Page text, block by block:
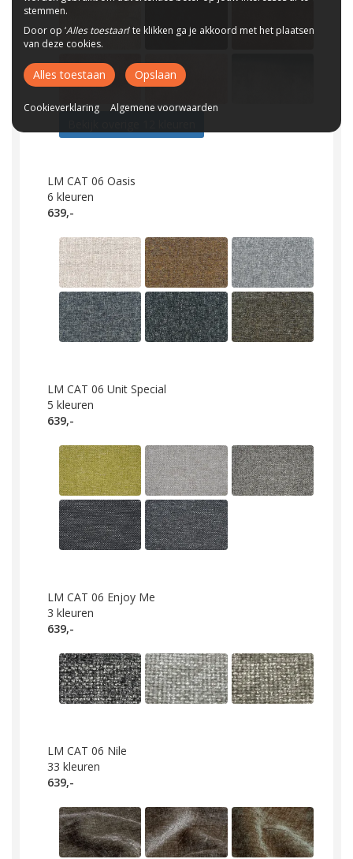
LM CAT 06 Oasis
6 kleuren
639,-
LM CAT 06 Unit Special
5 kleuren
639,-
LM CAT 06 Enjoy Me
3 kleuren
639,-
LM CAT 06 Nile
33 kleuren
639,-
stemmen.
Door op ‘Alles toestaan’ te klikken ga je akkoord met het plaatsen
van deze cookies.
Alles toestaan Opslaan
Cookieverklaring Algemene voorwaarden